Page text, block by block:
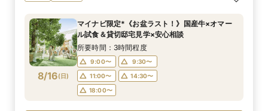
8/15(土)
オマール海老*トリュフ】贅沢試食×貸切W
9:00〜
9:30〜
11:00〜
14:30〜
18:00〜
フェアを予約
8/15(土)
人気ドレス優待付
9:00〜
9:30〜
11:00〜
14:30〜
18:00〜
フェアを予約
8/15(土)
豪華5大特典付き
10:00〜
12:00〜
13:30〜
16:00〜
17:00〜
フェアを予約
8/15(土)
お見積りサポート相談会
9:00〜
9:30〜
11:00〜
14:30〜
18:00〜
フェアを予約
8/15(土)
気・ドレスなど】何でも相談会
9:00〜
9:30〜
14:30〜
15:00〜
18:00〜
フェアを予約
8/15(土)
♪ペットと相談会
9:00〜
9:30〜
11:00〜
14:30〜
18:00〜
フェアを予約
8/15(土)
婚相談会
9:00〜
9:30〜
11:00〜
14:30〜
18:00〜
フェアを予約
8/16(日)
マイナビ限定*《お盆ラスト！》国産牛×オマー
ル試食＆貸切邸宅見学×安心相談
所要時間：3時間程度
9:00〜
9:30〜
11:00〜
14:30〜
18:00〜